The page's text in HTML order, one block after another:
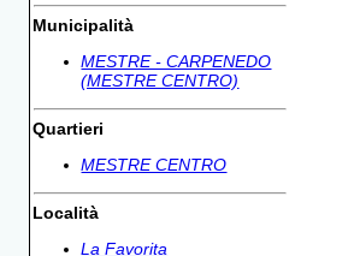
Municipalità
MESTRE - CARPENEDO
(MESTRE CENTRO)
Quartieri
MESTRE CENTRO
Località
La Favorita